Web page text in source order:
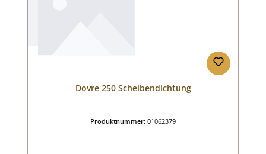
Dovre 250 Scheibendichtung
Produktnummer: 01062379